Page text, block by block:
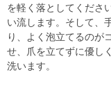
を軽く落としてくださ
い流します。そして、
り、よく泡立てるのが
せ、爪を立てずに優し
洗います。